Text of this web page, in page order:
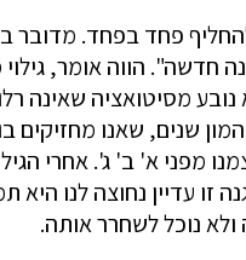
פחד בפחד. מדובר
חדשה". הווה אומר,
מסיטואציה שאינה
שנים, שאנו מחזיקים
מפני א' ב' ג'. אחרי
זו עדיין נחוצה לנו היא
ולא נוכל לשחרר אותה.